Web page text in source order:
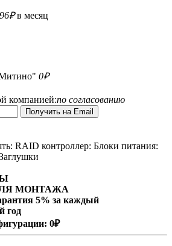
₽в месяц
0₽
компанией:по согласованию
RAID контроллер: Блоки питания:
МОНТАЖА
5% за каждый
год
0₽